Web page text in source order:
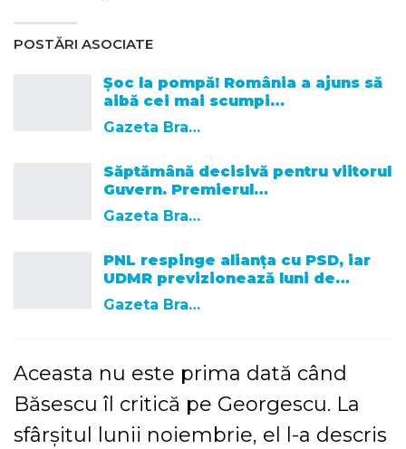
POSTĂRI ASOCIATE
Șoc la pompă! România a ajuns să
aibă cei mai scumpi…
Gazeta Brasovului
Săptămână decisivă pentru viitorul
Guvern. Premierul…
Gazeta Brasovului
PNL respinge alianța cu PSD, iar
UDMR previzionează luni de…
Gazeta Brasovului
Aceasta nu este prima dată când
Băsescu îl critică pe Georgescu. La
sfârșitul lunii noiembrie, el l-a descris